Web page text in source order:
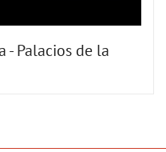
- Palacios de la